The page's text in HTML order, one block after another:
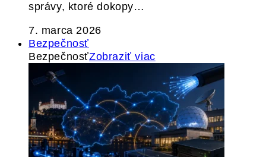
správy, ktoré dokopy…
7. marca 2026
Bezpečnosť
BezpečnosťZobraziť viac